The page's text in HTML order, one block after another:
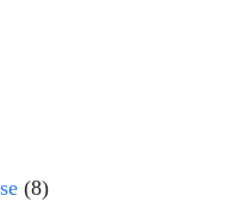
(8)